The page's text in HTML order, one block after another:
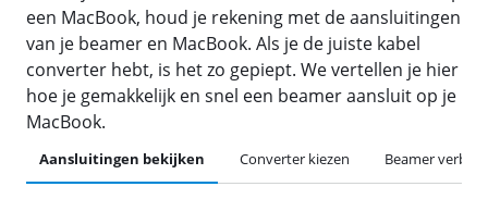
een MacBook, houd je rekening met de aansluitingen
van je beamer en MacBook. Als je de juiste kabel
converter hebt, is het zo gepiept. We vertellen je hier
hoe je gemakkelijk en snel een beamer aansluit op je
MacBook.
Aansluitingen bekijken Converter kiezen Beamer